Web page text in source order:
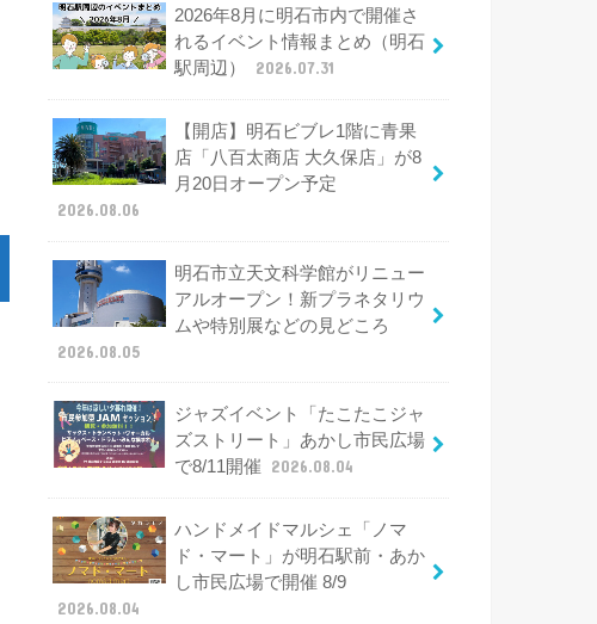
2026年8月に明石市内で開催さ
れるイベント情報まとめ（明石
駅周辺）
2026.07.31
【開店】明石ビブレ1階に青果
店「八百太商店 大久保店」が8
月20日オープン予定
2026.08.06
明石市立天文科学館がリニュー
アルオープン！新プラネタリウ
ムや特別展などの見どころ
2026.08.05
ジャズイベント「たこたこジャ
ズストリート」あかし市民広場
で8/11開催
2026.08.04
ハンドメイドマルシェ「ノマ
ド・マート」が明石駅前・あか
し市民広場で開催 8/9
2026.08.04